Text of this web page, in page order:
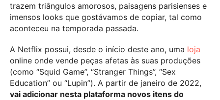
trazem triângulos amorosos, paisagens parisienses e
imensos looks que gostávamos de copiar, tal como
aconteceu na temporada passada.
A Netflix possui, desde o início deste ano, uma loja
online onde vende peças afetas às suas produções
(como “Squid Game”, “Stranger Things”, “Sex
Education” ou “Lupin”). A partir de janeiro de 2022,
vai adicionar nesta plataforma novos itens do